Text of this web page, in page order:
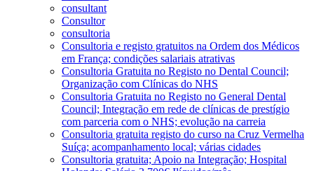
consultant
Consultor
consultoria
Consultoria e registo gratuitos na Ordem dos Médicos
em França; condições salariais atrativas
Consultoria Gratuita no Registo no Dental Council;
Organização com Clínicas do NHS
Consultoria Gratuita no Registo no General Dental
Council; Integração em rede de clínicas de prestígio
com parceria com o NHS; evolução na carreia
Consultoria gratuita registo do curso na Cruz Vermelha
Suíça; acompanhamento local; várias cidades
Consultoria gratuita; Apoio na Integração; Hospital